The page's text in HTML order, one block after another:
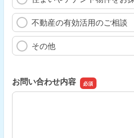
不動産の有効活用のご相談
その他
お問い合わせ内容
お問い合わせ内容